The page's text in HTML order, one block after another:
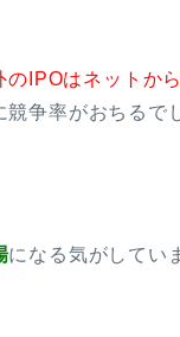
のIPOはネットか
争率がおちるで
になる気がしてい